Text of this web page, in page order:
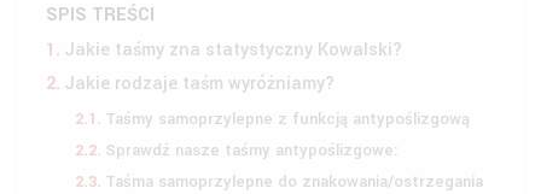
SPIS TREŚCI
Jakie taśmy zna statystyczny Kowalski?
Jakie rodzaje taśm wyróżniamy?
Taśmy samoprzylepne z funkcją antypoślizgową
Sprawdź nasze taśmy antypoślizgowe:
Taśma samoprzylepne do znakowania/ostrzegania